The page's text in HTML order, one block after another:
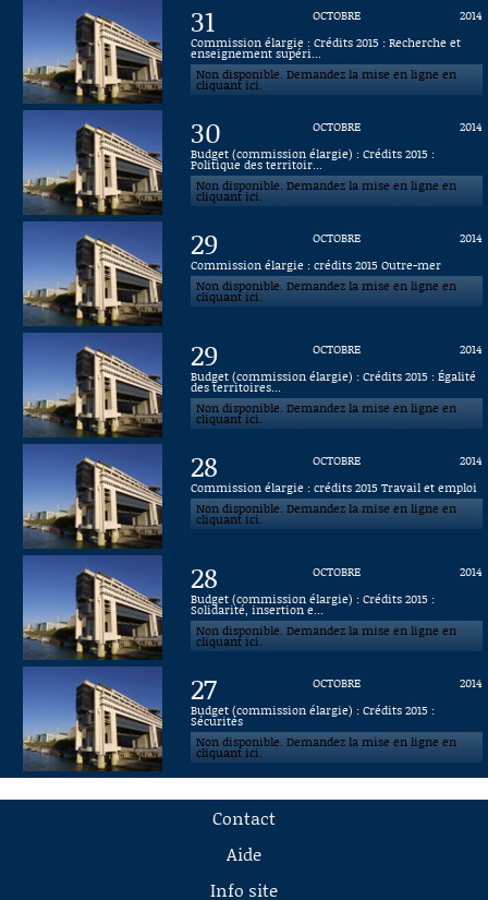
31 OCTOBRE
2014
Commission élargie : Crédits 2015 : Recherche et
enseignement supéri...
Non disponible. Demandez la mise en ligne en
cliquant ici.
30 OCTOBRE
2014
Budget (commission élargie) : Crédits 2015 :
Politique des territoir...
Non disponible. Demandez la mise en ligne en
cliquant ici.
29 OCTOBRE
2014
Commission élargie : crédits 2015 Outre-mer
Non disponible. Demandez la mise en ligne en
cliquant ici.
29 OCTOBRE
2014
Budget (commission élargie) : Crédits 2015 : Égalité
des territoires...
Non disponible. Demandez la mise en ligne en
cliquant ici.
28 OCTOBRE
2014
Commission élargie : crédits 2015 Travail et emploi
Non disponible. Demandez la mise en ligne en
cliquant ici.
28 OCTOBRE
2014
Budget (commission élargie) : Crédits 2015 :
Solidarité, insertion e...
Non disponible. Demandez la mise en ligne en
cliquant ici.
27 OCTOBRE
2014
Budget (commission élargie) : Crédits 2015 :
Sécurités
Non disponible. Demandez la mise en ligne en
cliquant ici.
Contact
Aide
Info site